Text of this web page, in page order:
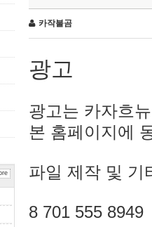
카작불곰
광고
광고는 카자흐
본 홈페이지에
파일 제작 및 기
8 701 555 8949